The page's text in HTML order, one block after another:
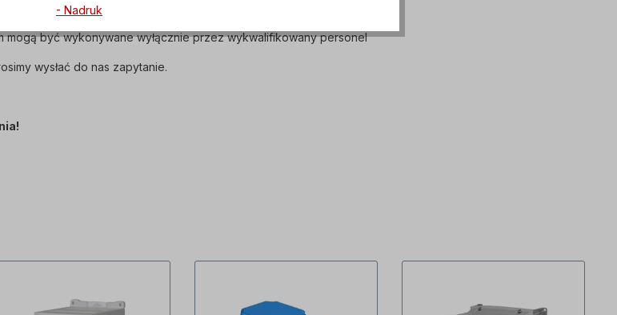
oleju.
mogą być wykonywane wyłącznie przez wykwalifikowany personel
wysłać do nas zapytanie.
- Nadruk